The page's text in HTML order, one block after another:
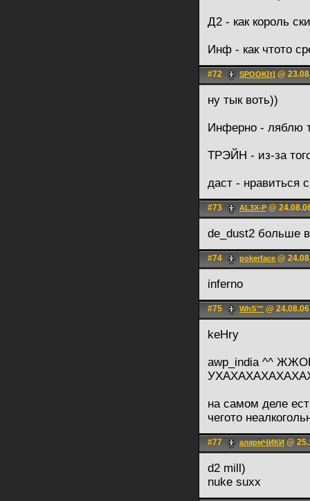
Д2 - как король
Инф - как чтото
#72 SPOOK[t] @
ну тык воть))
Инферно - ляблю
ТРЭЙН - из-за
даст - нравиться
#73 AL3X-P @
de_dust2 больше
#74 pokerface @
inferno
#75 WhS™ @
keHry
awp_india ^^
на самом деле
чегото
#77 алярмЧИКИ @
d2 mill)
nuke suxx